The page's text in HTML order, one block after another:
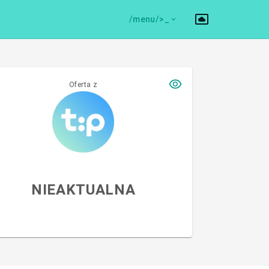
/menu/>
Oferta z
NIEAKTUALNA